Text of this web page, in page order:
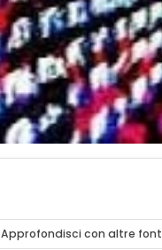
Approfondisci con altre